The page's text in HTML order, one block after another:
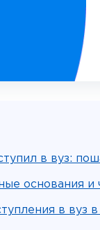
в вуз:
основания и
в вуз